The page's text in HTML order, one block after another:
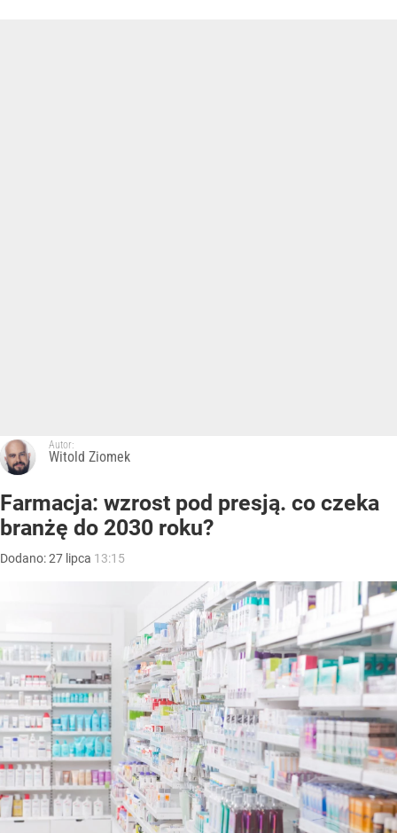
Autor:
Witold Ziomek
Farmacja: wzrost pod presją. co czeka
branżę do 2030 roku?
Dodano:27 lipca 13:15